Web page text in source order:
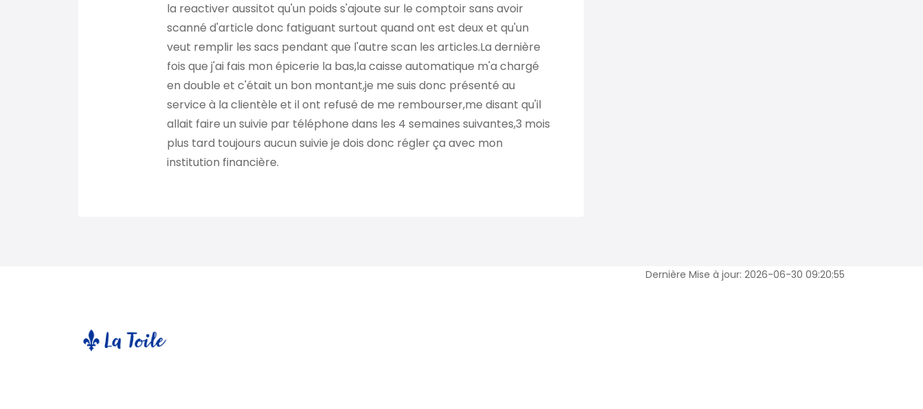
la reactiver aussitot qu'un poids s'ajoute sur le comptoir sans avoir
scanné d'article donc fatiguant surtout quand ont est deux et qu'un
veut remplir les sacs pendant que l'autre scan les articles.La dernière
fois que j'ai fais mon épicerie la bas,la caisse automatique m'a chargé
en double et c'était un bon montant,je me suis donc présenté au
service à la clientèle et il ont refusé de me rembourser,me disant qu'il
allait faire un suivie par téléphone dans les 4 semaines suivantes,3 mois
plus tard toujours aucun suivie je dois donc régler ça avec mon
institution financière.
Dernière Mise à jour: 2026-06-30 09:20:55